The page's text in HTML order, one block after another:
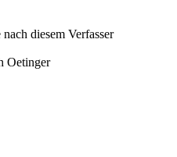
nach diesem Verfasser
Oetinger